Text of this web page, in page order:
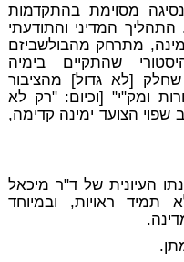
מסוימת בהתקדמות
התהליך המדיני והתודעתי
מתרחק מהבולשביזם
שהתקיים בימיה
[לא גדול] מהציבור
ומק"י" [וכיום: "רק לא
שפוי הצועד ימינה קדימה,
העיונית של ד"ר מיכאל
תמיד ראויות, ובמיוחד